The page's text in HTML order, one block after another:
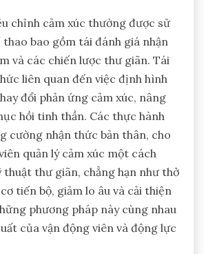
chỉnh cảm xúc thường được sử
bao gồm tái đánh giá nhận
và các chiến lược thư giãn. Tái
liên quan đến việc định hình
đổi phản ứng cảm xúc, nâng
hồi tinh thần. Các thực hành
cường nhận thức bản thân, cho
quản lý cảm xúc một cách
thuật thư giãn, chẳng hạn như thở
tiến bộ, giảm lo âu và cải thiện
phương pháp này cùng nhau
của vận động viên và động lực